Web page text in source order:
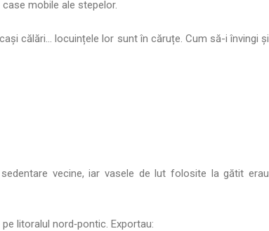
mobile ale stepelor.
călări... locuințele lor sunt în căruțe. Cum să-i învingi și
vecine, iar vasele de lut folosite la gătit erau
litoralul nord‑pontic. Exportau: